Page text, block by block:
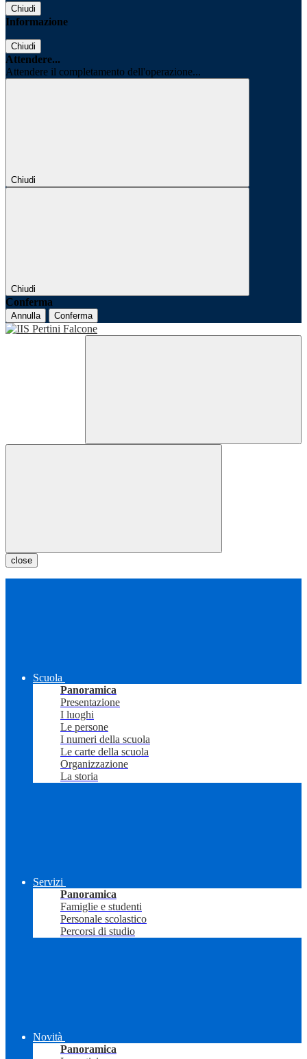
Chiudi
Informazione
Chiudi
Attendere...
Attendere il completamento dell'operazione...
Chiudi
Chiudi
Conferma
Annulla Conferma
close
Scuola
Panoramica
Presentazione
I luoghi
Le persone
I numeri della scuola
Le carte della scuola
Organizzazione
La storia
Servizi
Panoramica
Famiglie e studenti
Personale scolastico
Percorsi di studio
Novità
Panoramica